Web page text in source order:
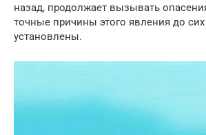
назад, продолжает вызывать
точные причины этого явления до
установлены.